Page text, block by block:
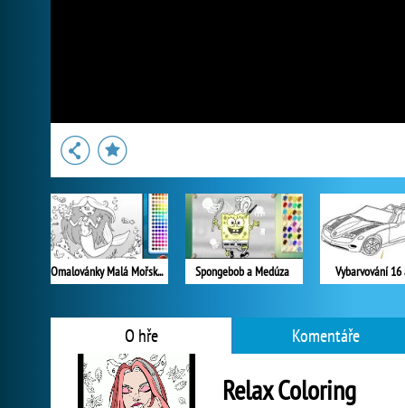
Omalovánky Malá Mořská Víla Spongebob a Medúza Vybarvování 16
O hře Komentáře
Relax Coloring